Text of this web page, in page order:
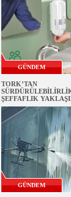
GÜNDEM
TORK’TAN
ŞEFFAFLIK
GÜNDEM